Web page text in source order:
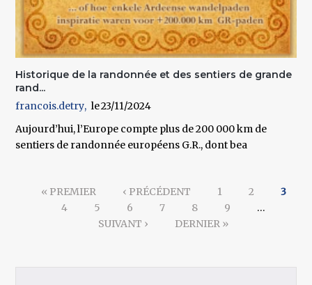
Historique de la randonnée et des sentiers de grande
rand...
francois.detry
23/11/2024
Aujourd’hui, l’Europe compte plus de 200 000 km de
sentiers de randonnée européens G.R., dont bea
« PREMIER ‹ PRÉCÉDENT 1 2
3
4
5 6 7 8 9
…
SUIVANT ›
DERNIER »